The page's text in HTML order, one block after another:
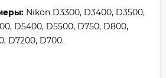
Nikon D3300, D3400, D3500,
D5400, D5500, D750, D800,
D7200, D700.